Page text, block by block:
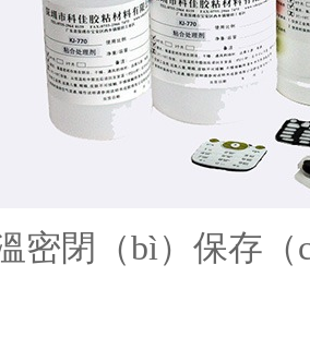
密閉（bì）保存（